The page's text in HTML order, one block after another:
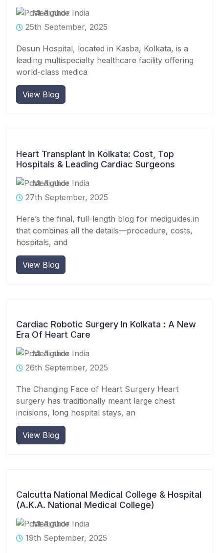
Mediguide India
25th September, 2025
Desun Hospital, located in Kasba, Kolkata, is a
leading multispecialty healthcare facility offering
world-class medica
View Blog
Heart Transplant In Kolkata: Cost, Top
Hospitals & Leading Cardiac Surgeons
Mediguide India
27th September, 2025
Here’s the final, full-length blog for mediguides.in
that combines all the details—procedure, costs,
hospitals, and
View Blog
Cardiac Robotic Surgery In Kolkata : A New
Era Of Heart Care
Mediguide India
26th September, 2025
The Changing Face of Heart Surgery Heart
surgery has traditionally meant large chest
incisions, long hospital stays, an
View Blog
Calcutta National Medical College & Hospital
(A.K.A. National Medical College)
Mediguide India
19th September, 2025